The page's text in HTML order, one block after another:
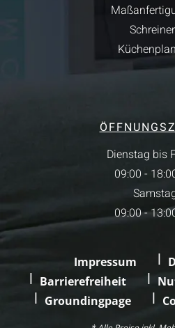
Dienstag bis
09:00 -
09:00 -
Impressum
Barrierefreiheit
Groundingpage